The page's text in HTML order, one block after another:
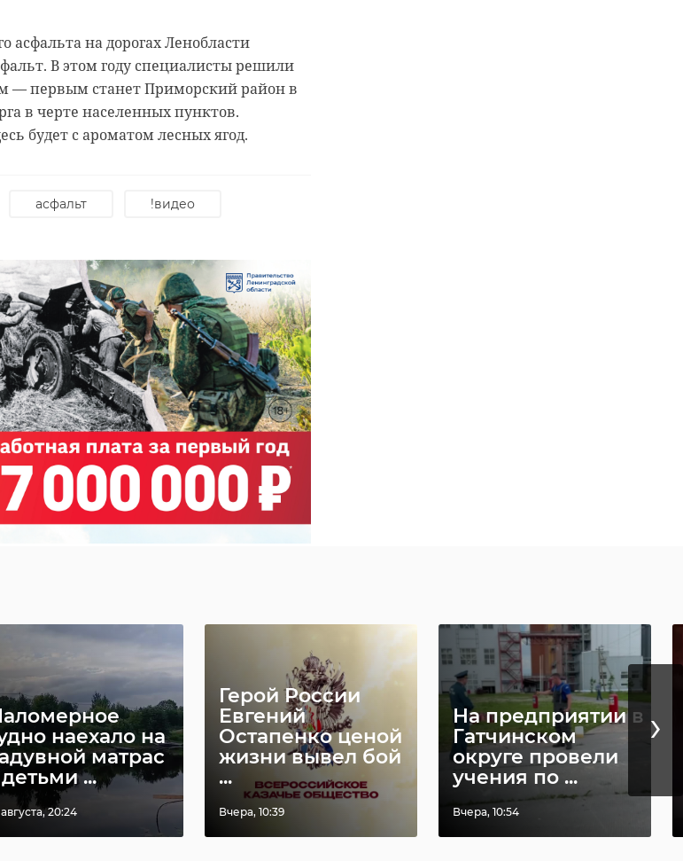
асфальта на дорогах Ленобласти
В этом году специалисты решили
— первым станет Приморский район в
в черте населенных пунктов.
будет с ароматом лесных ягод.
асфальт !видео
наехало на
матрас
...
20:24
Герой России
Евгений
Остапенко ценой
жизни вывел бой
...
Вчера, 10:39
На предприятии в
Гатчинском
округе провели
учения по ...
Вчера, 10:54
›
россиян
пр ...
Военные
аналитики